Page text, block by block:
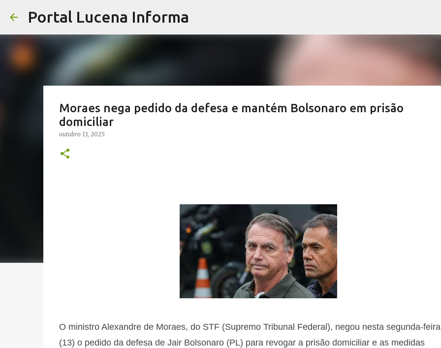
Portal Lucena Informa
Moraes nega pedido da defesa e mantém Bolsonaro em prisão
domiciliar
outubro 13, 2025
O ministro Alexandre de Moraes, do STF (Supremo Tribunal Federal), negou nesta segunda-feira
(13) o pedido da defesa de Jair Bolsonaro (PL) para revogar a prisão domiciliar e as medidas